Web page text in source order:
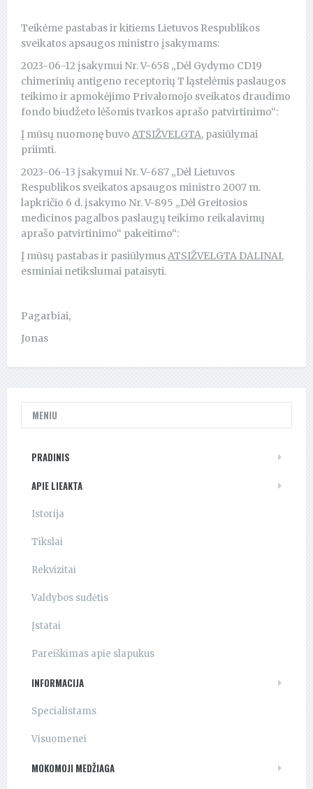
Teikėme pastabas ir kitiems Lietuvos Respublikos
sveikatos apsaugos ministro įsakymams:
2023-06-12 įsakymui Nr. V-658 „Dėl Gydymo CD19
chimerinių antigeno receptorių T ląstelėmis paslaugos
teikimo ir apmokėjimo Privalomojo sveikatos draudimo
fondo biudžeto lėšomis tvarkos aprašo patvirtinimo“:
Į mūsų nuomonę buvo ATSIŽVELGTA, pasiūlymai
priimti.
2023-06-13 įsakymui Nr. V-687 „Dėl Lietuvos
Respublikos sveikatos apsaugos ministro 2007 m.
lapkričio 6 d. įsakymo Nr. V-895 „Dėl Greitosios
medicinos pagalbos paslaugų teikimo reikalavimų
aprašo patvirtinimo“ pakeitimo“:
Į mūsų pastabas ir pasiūlymusATSIŽVELGTA DALINAI,
esminiai netikslumai pataisyti.
Pagarbiai,
Jonas
MENIU
PRADINIS
APIE LIEAKTA
Istorija
Tikslai
Rekvizitai
Valdybos sudėtis
Įstatai
Pareiškimas apie slapukus
INFORMACIJA
Specialistams
Visuomenei
MOKOMOJI MEDŽIAGA